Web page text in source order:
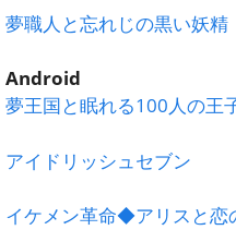
夢職人と忘れじの黒い妖精
Android
夢王国と眠れる100人の王
アイドリッシュセブン
イケメン革命◆アリスと恋